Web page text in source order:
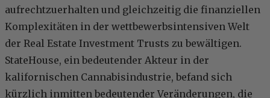
aufrechtzuerhalten und gleichzeitig die finanziellen
Komplexitäten in der wettbewerbsintensiven Welt
der Real Estate Investment Trusts zu bewältigen.
StateHouse, ein bedeutender Akteur in der
kalifornischen Cannabisindustrie, befand sich
kürzlich inmitten bedeutender Veränderungen, die